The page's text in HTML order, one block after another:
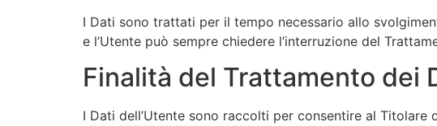
I Dati sono trattati per il tempo necessario allo
e l’Utente può sempre chiedere l’interruzione del
Finalità del Trattamento dei
I Dati dell’Utente sono raccolti per consentire al